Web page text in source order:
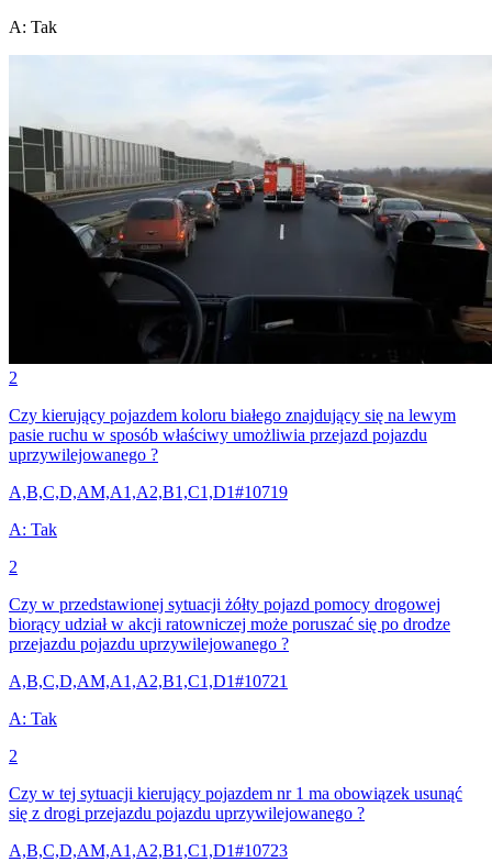
A: Tak
2
Czy kierujący pojazdem koloru białego znajdujący się na lewym
pasie ruchu w sposób właściwy umożliwia przejazd pojazdu
uprzywilejowanego ?
A,B,C,D,AM,A1,A2,B1,C1,D1#10719
A: Tak
2
Czy w przedstawionej sytuacji żółty pojazd pomocy drogowej
biorący udział w akcji ratowniczej może poruszać się po drodze
przejazdu pojazdu uprzywilejowanego ?
A,B,C,D,AM,A1,A2,B1,C1,D1#10721
A: Tak
2
Czy w tej sytuacji kierujący pojazdem nr 1 ma obowiązek usunąć
się z drogi przejazdu pojazdu uprzywilejowanego ?
A,B,C,D,AM,A1,A2,B1,C1,D1#10723